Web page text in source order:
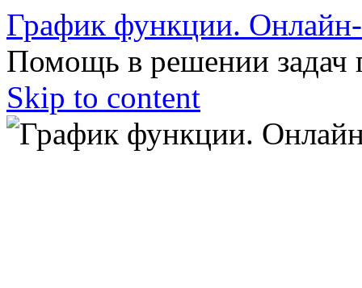
График функции.
Помощь в решении задач
Skip to content